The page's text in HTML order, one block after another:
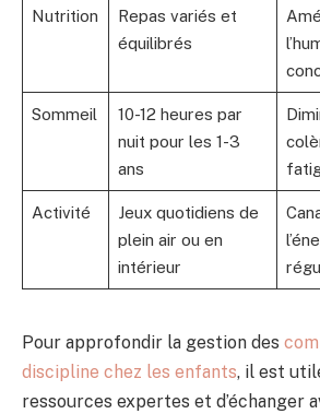
Nutrition
Repas variés et
équilibrés
Sommeil
10-12 heures par
nuit pour les 1-3
ans
Activité
Jeux quotidiens de
plein air ou en
intérieur
Pour approfondir la gestion des
discipline chez les enfants, il est
ressources expertes et d’échanger